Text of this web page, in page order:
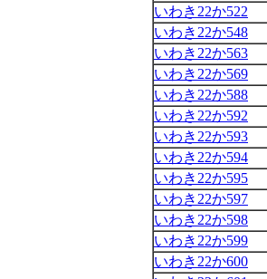
いわき22か522
いわき22か548
いわき22か563
いわき22か569
いわき22か588
いわき22か592
いわき22か593
いわき22か594
いわき22か595
いわき22か597
いわき22か598
いわき22か599
いわき22か600